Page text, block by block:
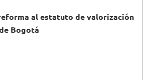
al estatuto de valorización
Bogotá